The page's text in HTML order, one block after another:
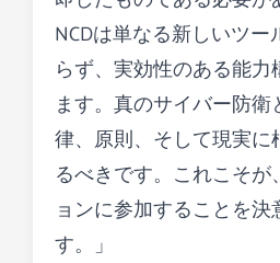
NCDは単なる新しいツー
らず、実効性のある能
ます。真のサイバー防
律、原則、そして現実
るべきです。これこそ
ョンに参加することを
す。」